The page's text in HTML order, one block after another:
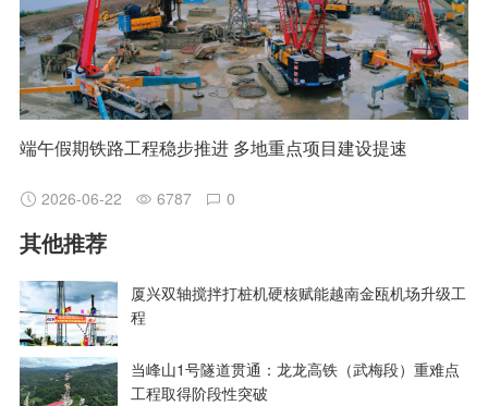
端午假期铁路工程稳步推进 多地重点项目建设提速
2026-06-22 6787 0
其他推荐
厦兴双轴搅拌打桩机硬核赋能越南金瓯机场升级工
程
当峰山1号隧道贯通：龙龙高铁（武梅段）重难点
工程取得阶段性突破